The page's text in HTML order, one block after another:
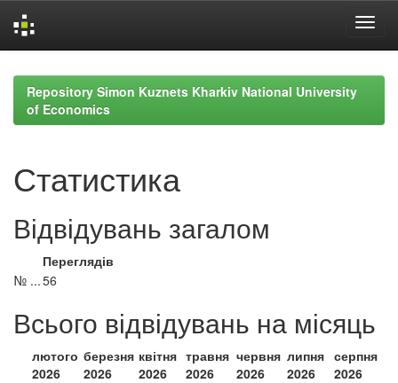
navigationRepository Simon Kuznets Kharkiv National University
of Economics
Статистика
Відвідувань загалом
Переглядів
№ ...56
Всього відвідувань на місяць
лютого
2026
березня
2026
квітня
2026
травня
2026
червня
2026
липня
2026
серпня
2026